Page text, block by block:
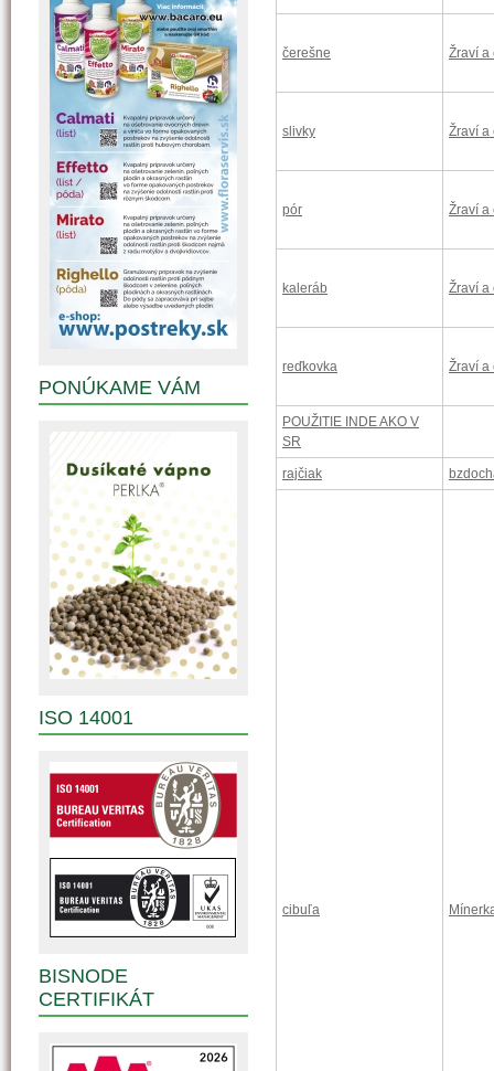
čerešne Žraví a
slivky Žraví a
pór Žraví a
kaleráb Žraví a
reďkovka Žraví a
POUŽITIE INDE AKO V
SR
rajčiak
cibuľa
PONÚKAME VÁM
ISO 14001
BISNODE
CERTIFIKÁT